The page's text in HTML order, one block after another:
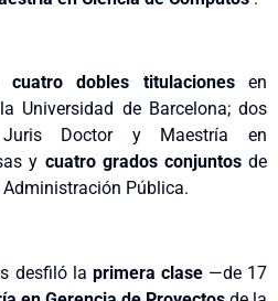
cuatro dobles titulacionesen
Universidad de Barcelona; dos
Doctor y Maestría en
y cuatro grados conjuntosde
Pública.
desfiló la primera clase—de 17